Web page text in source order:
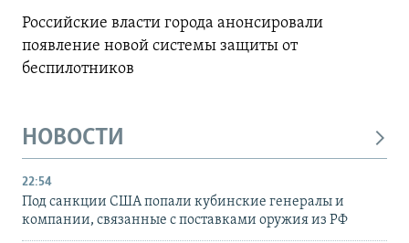
Российские власти города анонсировали
появление новой системы защиты от
беспилотников
НОВОСТИ
22:54
Под санкции США попали кубинские генералы и
компании, связанные с поставками оружия из РФ